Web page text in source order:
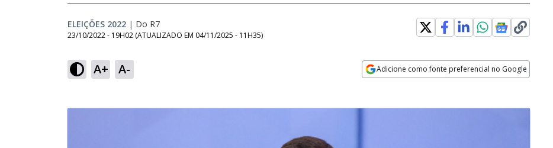
ELEIÇÕES 2022 | Do R7
23/10/2022 - 19H02 (ATUALIZADO EM 04/11/2025 - 11H35)
A+ A- Adicione como fonte preferencial no Google